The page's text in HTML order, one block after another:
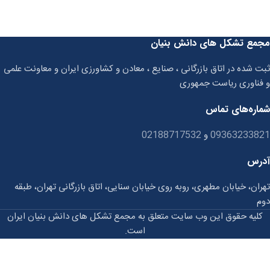
مجمع تشکل های دانش بنیان
ثبت شده در اتاق بازرگانی ، صنایع ، معادن و کشاورزی ایران و معاونت علمی
و فناوری ریاست جمهوری
شماره‌های تماس
09363233821و 02188717532
آدرس
تهران، خیابان مطهری، روبه روی خیابان سنایی، اتاق بازرگانی تهران، طبقه
دوم
کلیه حقوق این وب سایت متعلق به مجمع تشکل های دانش بنیان ایران
است.